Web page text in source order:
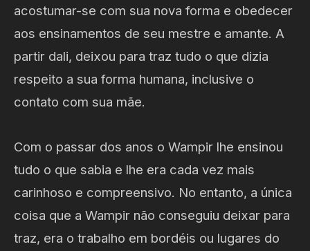
acostumar-se com sua nova forma e obedecer
aos ensinamentos de seu mestre e amante. A
partir dali, deixou para traz tudo o que dizia
respeito a sua forma humana, inclusive o
contato com sua mãe.
Com o passar dos anos o Wampir lhe ensinou
tudo o que sabia e lhe era cada vez mais
carinhoso e compreensivo. No entanto, a única
coisa que a Wampir não conseguiu deixar para
traz, era o trabalho em bordéis ou lugares do